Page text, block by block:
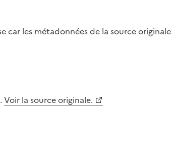
car les métadonnées de la source
Voir la source originale.